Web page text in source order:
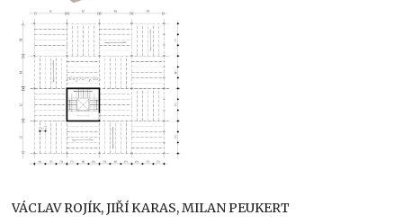
VÁCLAV ROJÍK, JIŘÍ KARAS, MILAN PEUKERT